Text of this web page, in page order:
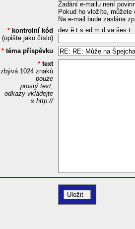
Zadání e-mailu není
Pokud ho vložíte,
Na e-mail bude zaslána
* kontrolní kód
(opište jako číslo)
dev ě t s ed m d va šes t
* téma příspěvku
* text
zbývá 1024znaků
pouze
prostý text,
odkazy vkládejte
s http://